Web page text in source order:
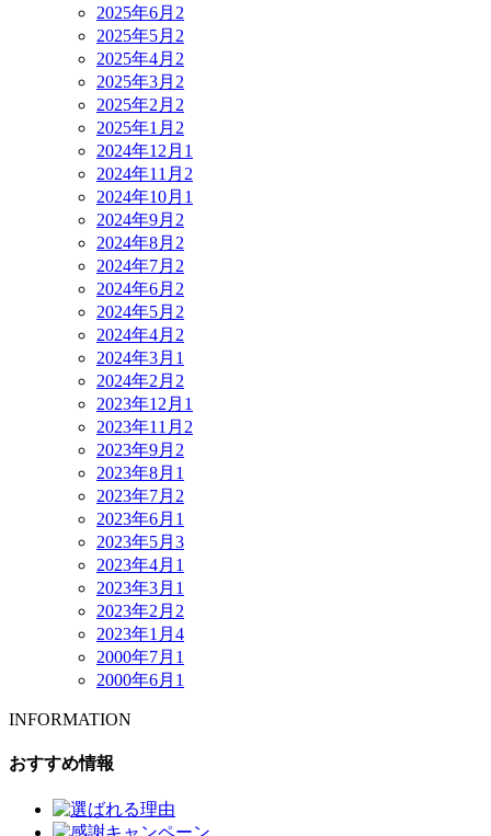
2025年6月 2
2025年5月 2
2025年4月 2
2025年3月 2
2025年2月 2
2025年1月 2
2024年12月 1
2024年11月 2
2024年10月 1
2024年9月 2
2024年8月 2
2024年7月 2
2024年6月 2
2024年5月 2
2024年4月 2
2024年3月 1
2024年2月 2
2023年12月 1
2023年11月 2
2023年9月 2
2023年8月 1
2023年7月 2
2023年6月 1
2023年5月 3
2023年4月 1
2023年3月 1
2023年2月 2
2023年1月 4
2000年7月 1
2000年6月 1
INFORMATION
おすすめ情報